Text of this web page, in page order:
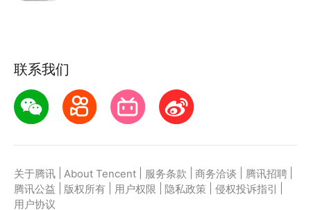
联系我们
关于腾讯 About Tencent 服务条款 商务洽谈 腾讯招聘
腾讯公益
版权所有 用户权限 隐私政策 侵权投诉指引
用户协议